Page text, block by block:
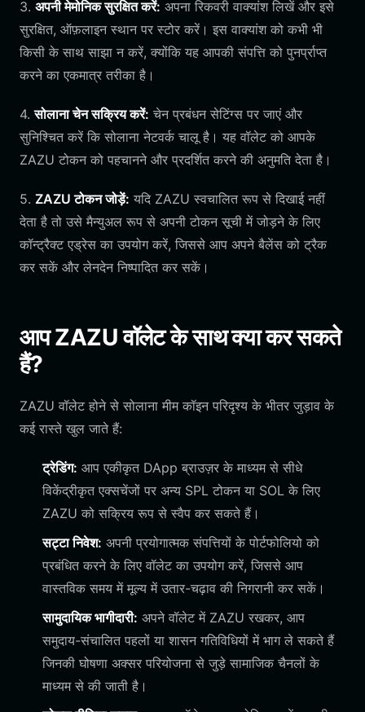
3. अपनी मेमोनिक सुरक्षित करें: अपना रिकवरी वाक्यांश लिखें और इसे
सुरक्षित, ऑफ़लाइन स्थान पर स्टोर करें। इस वाक्यांश को कभी भी
किसी के साथ साझा न करें, क्योंकि यह आपकी संपत्ति को पुनर्प्राप्त
करने का एकमात्र तरीका है।
4.सोलाना चेन सक्रिय करें: चेन प्रबंधन सेटिंग्स पर जाएं और
सुनिश्चित करें कि सोलाना नेटवर्क चालू है। यह वॉलेट को आपके
ZAZU टोकन को पहचानने और प्रदर्शित करने की अनुमति देता है।
5. ZAZU टोकन जोड़ें: यदि ZAZU स्वचालित रूप से दिखाई नहीं
देता है तो उसे मैन्युअल रूप से अपनी टोकन सूची में जोड़ने के लिए
कॉन्ट्रैक्ट एड्रेस का उपयोग करें, जिससे आप अपने बैलेंस को ट्रैक
कर सकें और लेनदेन निष्पादित कर सकें।
आप ZAZU वॉलेट के साथ क्या कर सकते
हैं?
ZAZU वॉलेट होने से सोलाना मीम कॉइन परिदृश्य के भीतर जुड़ाव के
कई रास्ते खुल जाते हैं:
ट्रेडिंग: आप एकीकृत DApp ब्राउज़र के माध्यम से सीधे
विकेंद्रीकृत एक्सचेंजों पर अन्य SPL टोकन या SOL के लिए
ZAZU को सक्रिय रूप से स्वैप कर सकते हैं।
सट्टा निवेश: अपनी प्रयोगात्मक संपत्तियों के पोर्टफोलियो को
प्रबंधित करने के लिए वॉलेट का उपयोग करें, जिससे आप
वास्तविक समय में मूल्य में उतार-चढ़ाव की निगरानी कर सकें।
सामुदायिक भागीदारी: अपने वॉलेट में ZAZU रखकर, आप
समुदाय-संचालित पहलों या शासन गतिविधियों में भाग ले सकते हैं
जिनकी घोषणा अक्सर परियोजना से जुड़े सामाजिक चैनलों के
माध्यम से की जाती है।